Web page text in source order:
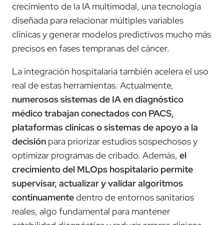
crecimiento de la IA multimodal, una tecnología
diseñada para relacionar múltiples variables
clínicas y generar modelos predictivos mucho más
precisos en fases tempranas del cáncer.
La integración hospitalaria también acelera el uso
real de estas herramientas. Actualmente,
numerosos sistemas de IA en diagnóstico
médico trabajan conectados con PACS,
plataformas clínicas o sistemas de apoyo a la
decisión para priorizar estudios sospechosos y
optimizar programas de cribado. Además, el
crecimiento del MLOps hospitalario permite
supervisar, actualizar y validar algoritmos
continuamentedentro de entornos sanitarios
reales, algo fundamental para mantener